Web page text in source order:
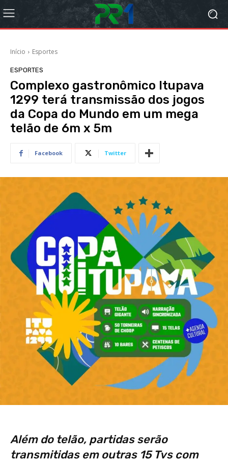
Início Esportes
ESPORTES
Complexo gastronômico Itupava
1299 terá transmissão dos jogos
da Copa do Mundo em um mega
telão de 6m x 5m
Facebook Twitter
Além do telão, partidas serão
transmitidas em outras 15 Tvs com